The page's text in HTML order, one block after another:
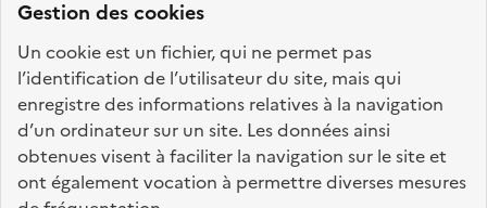
Gestion des cookies
Un cookie est un fichier, qui ne permet pas
l’identification de l’utilisateur du site, mais qui
enregistre des informations relatives à la navigation
d’un ordinateur sur un site. Les données ainsi
obtenues visent à faciliter la navigation sur le site et
ont également vocation à permettre diverses mesures
FRANÇAISE
fonction-publique.gouv.fr
legifrance.gouv.fr